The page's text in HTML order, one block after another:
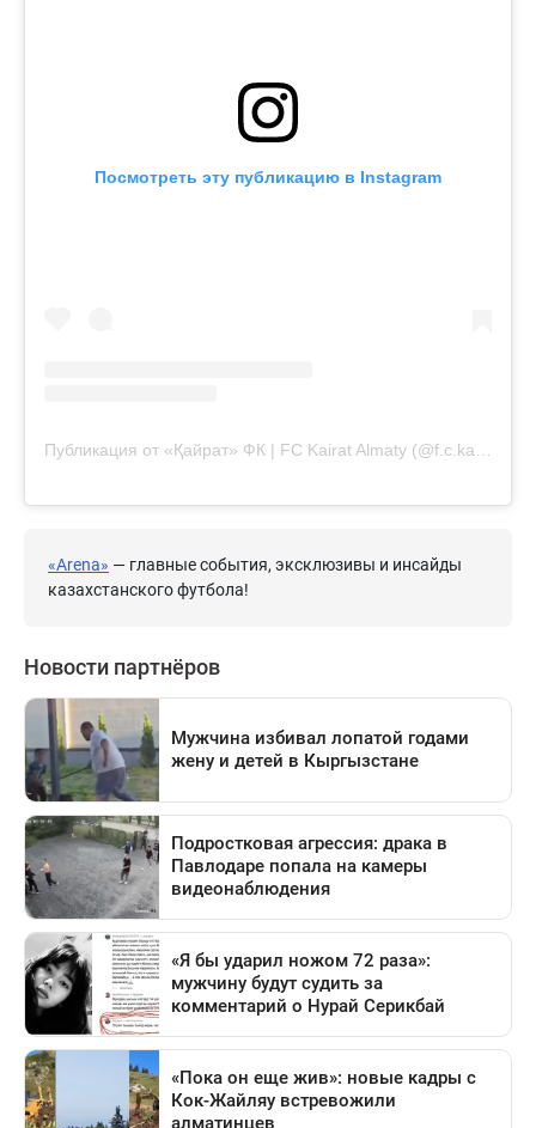
Посмотреть эту публикацию в Instagram
«Arena» — главные события, эксклюзивы и инсайды
казахстанского футбола!